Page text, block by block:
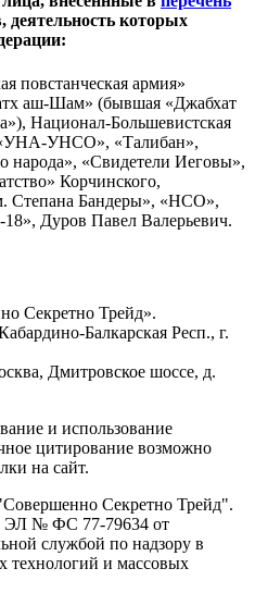
деятельность которых
повстанческая армия»
аш-Шам» (бывшая «Джабхат
Национал-Большевистская
УНСО», «Талибан»,
народа», «Свидетели Иеговы»,
Корчинского,
Степана Бандеры», «НСО»,
Дуров Павел Валерьевич.
Секретно Трейд».
Балкарская Респ., г.
Дмитровское шоссе, д.
и использование
цитирование возможно
на сайт.
Секретно Трейд".
ЭЛ № ФС 77-79634 от
службой по надзору в
технологий и массовых